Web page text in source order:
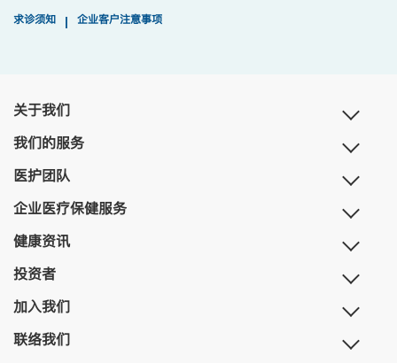
求诊须知 | 企业客户注意事项
关于我们
我们的服务
医护团队
企业医疗保健服务
健康资讯
投资者
加入我们
联络我们